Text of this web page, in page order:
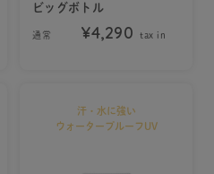
ビッグボトル
通常 ¥4,290 tax in
汗・水に強い
ウォータープルーフUV